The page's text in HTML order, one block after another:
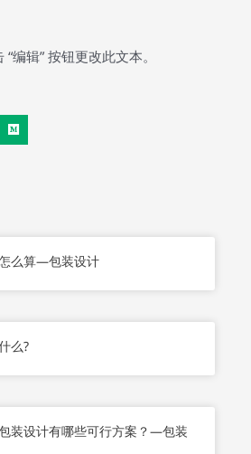
编辑” 按钮更改此文本。
M
e
d
么算—包装设计
么?
装设计有哪些可行方案？—包装